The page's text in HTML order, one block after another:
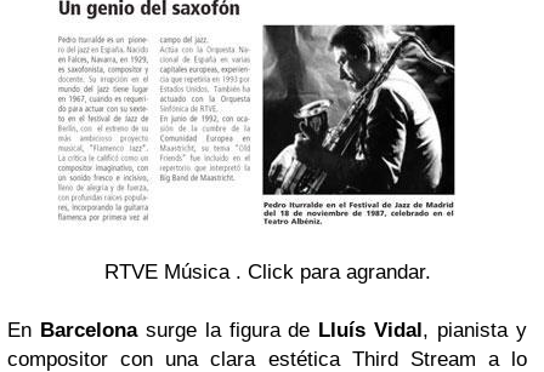
RTVE Música . Click para agrandar.
En Barcelonasurge la figura de Lluís Vidal, pianista y
compositor con una clara estética Third Stream a lo